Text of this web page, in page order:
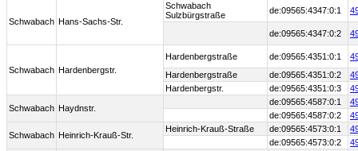
Schwabach Hans-Sachs-Str.
Schwabach
Sulzbürgstraße
de:09565:4347:0:1
de:09565:4347:0:2
Schwabach Hardenbergstr.
Hardenbergstraße de:09565:4351:0:1
Hardenbergstraße
de:09565:4351:0:2
Hardenbergstr.
de:09565:4351:0:3
Schwabach Haydnstr.
de:09565:4587:0:1
de:09565:4587:0:2
Schwabach Heinrich-Krauß-Str.
Heinrich-Krauß-Straße de:09565:4573:0:1
de:09565:4573:0:2